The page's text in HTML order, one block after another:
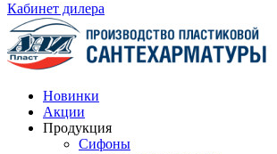
Кабинет дилера
Новинки
Акции
Продукция
Сифоны